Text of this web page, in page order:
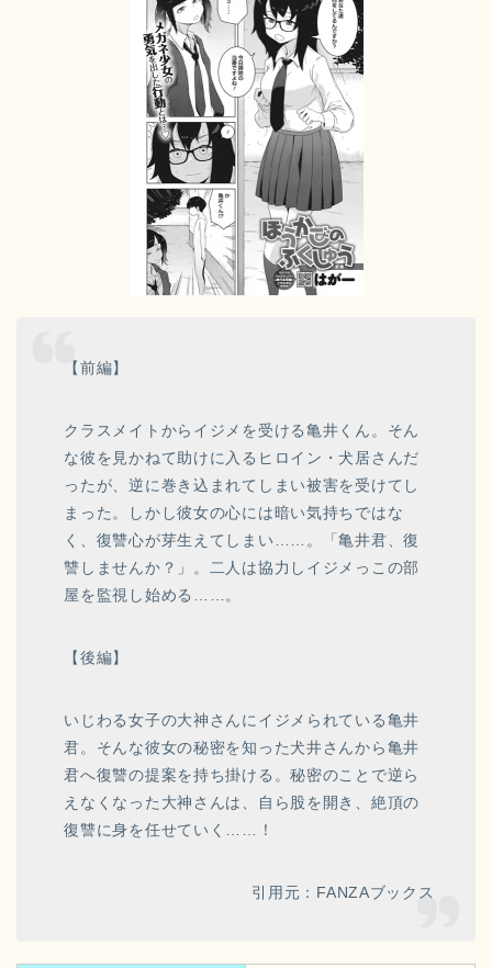
【前編】
クラスメイトからイジメを受ける亀井くん。そん
な彼を見かねて助けに入るヒロイン・犬居さんだ
ったが、逆に巻き込まれてしまい被害を受けてし
まった。しかし彼女の心には暗い気持ちではな
く、復讐心が芽生えてしまい……。「亀井君、復
讐しませんか？」。二人は協力しイジメっこの部
屋を監視し始める……。
【後編】
いじわる女子の大神さんにイジメられている亀井
君。そんな彼女の秘密を知った犬井さんから亀井
君へ復讐の提案を持ち掛ける。秘密のことで逆ら
えなくなった大神さんは、自ら股を開き、絶頂の
復讐に身を任せていく……！
引用元：FANZAブックス